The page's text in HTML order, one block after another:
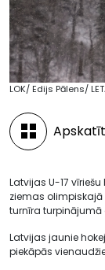
LOK/ Edijs Pālens/
Latvijas U-17
ziemas olimpiskajā
turnīra turpinājumā
Latvijas jaunie
piekāpās